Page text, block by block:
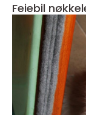
Feiebil